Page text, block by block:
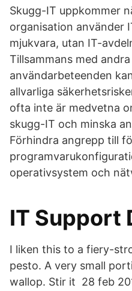
Skugg-IT uppkommer
organisation använder
mjukvara, utan IT-
Tillsammans med
användarbeteenden
allvarliga
ofta inte är medvetna
skugg-IT och minska
Förhindra angrepp till
operativsystem och
IT Support
I liken this to a fiery-
pesto. A very small
wallop. Stir it 28 feb